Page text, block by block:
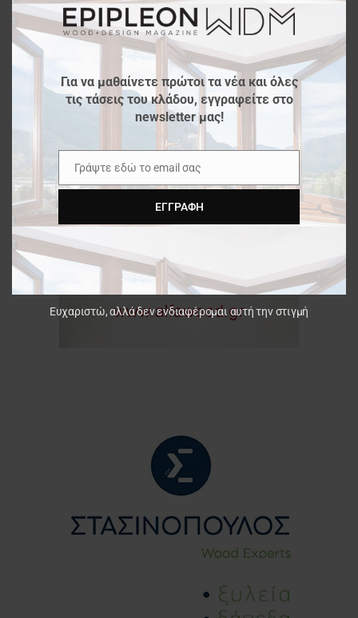
Για να μαθαίνετε πρώτοι τα νέα και όλες
τις τάσεις του κλάδου, εγγραφείτε στο
newsletter μας!
Email
Γράψτε εδώ το email σας
ΕΓΓΡΑΦΉ
Ευχαριστώ, αλλά δεν ενδιαφέρομαι αυτή την στιγμή